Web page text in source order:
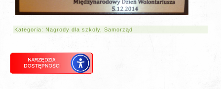
Kategoria: Nagrody dla szkoły ,Samorząd